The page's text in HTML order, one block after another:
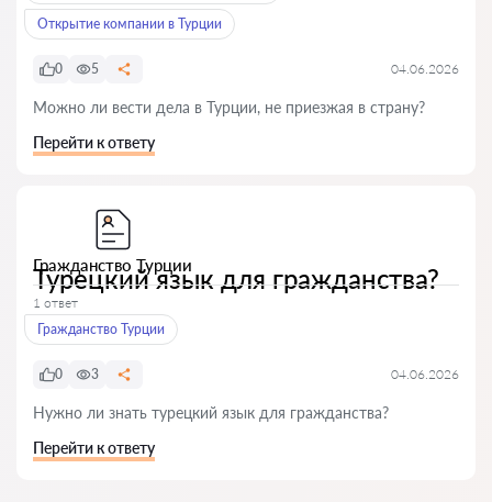
Открытие компании в Турции
0 5 04.06.2026
Можно ли вести дела в Турции, не приезжая в страну?
Перейти к ответу
Гражданство Турции
Турецкий язык для гражданства?
1 ответ
Гражданство Турции
0 3 04.06.2026
Нужно ли знать турецкий язык для гражданства?
Перейти к ответу